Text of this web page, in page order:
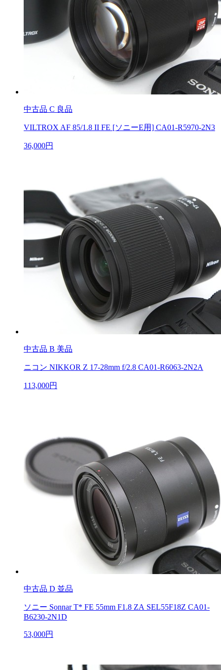
中古品 C 良品
VILTROX AF 85/1.8 II FE [ソニーE用] CA01-R5970-2N3
36,000円
中古品 B 美品
ニコン NIKKOR Z 17-28mm f/2.8 CA01-R6063-2N2A
113,000円
中古品 D 並品
ソニー Sonnar T* FE 55mm F1.8 ZA SEL55F18Z CA01-
B6230-2N1D
53,000円